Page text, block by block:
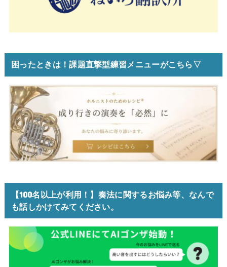
困ったときは！課題直撃型練習メニューがこちら▽
【100名以上が利用！】奏法に関するお悩み等、なんで
も話しかけてみてください。